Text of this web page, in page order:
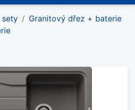
sety
Granitový dřez + baterie